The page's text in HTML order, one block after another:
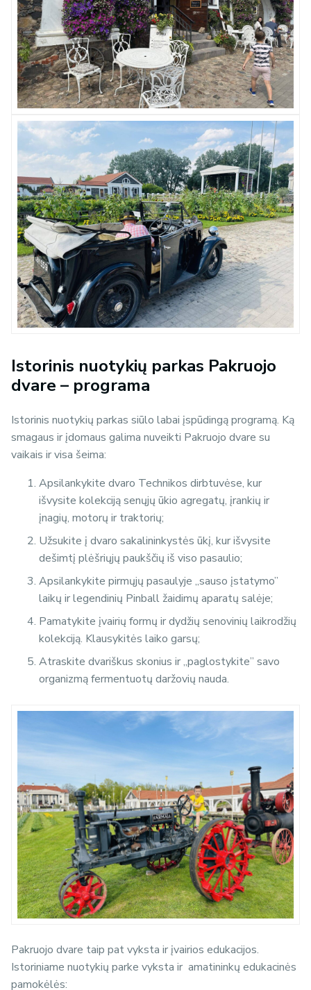
Istorinis nuotykių parkas Pakruojo
dvare – programa
Istorinis nuotykių parkas siūlo labai įspūdingą programą. Ką
smagaus ir įdomaus galima nuveikti Pakruojo dvare su
vaikais ir visa šeima:
Apsilankykite dvaro Technikos dirbtuvėse, kur
išvysite kolekciją senųjų ūkio agregatų, įrankių ir
įnagių, motorų ir traktorių;
Užsukite į dvaro sakalininkystės ūkį, kur išvysite
dešimtį plėšriųjų paukščių iš viso pasaulio;
Apsilankykite pirmųjų pasaulyje „sauso įstatymo”
laikų ir legendinių Pinball žaidimų aparatų salėje;
Pamatykite įvairių formų ir dydžių senovinių laikrodžių
kolekciją. Klausykitės laiko garsų;
Atraskite dvariškus skonius ir „paglostykite” savo
organizmą fermentuotų daržovių nauda.
Pakruojo dvare taip pat vyksta ir įvairios edukacijos.
Istoriniame nuotykių parke vyksta ir amatininkų edukacinės
pamokėlės: